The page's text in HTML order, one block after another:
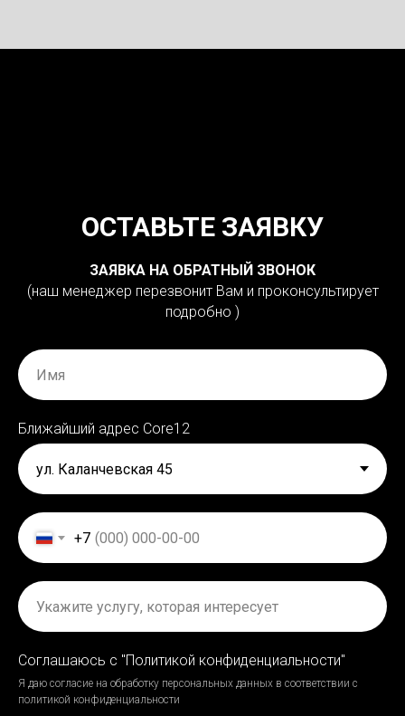
ОСТАВЬТЕ ЗАЯВКУ
ЗАЯВКА НА ОБРАТНЫЙ ЗВОНОК
(наш менеджер перезвонит Вам и проконсультирует
подробно )
Ближайший адрес Сore12
+7
Соглашаюсь с "Политикой конфиденциальности"
Я даю согласие на обработку персональных данных в соответствии с
политикой конфиденциальности